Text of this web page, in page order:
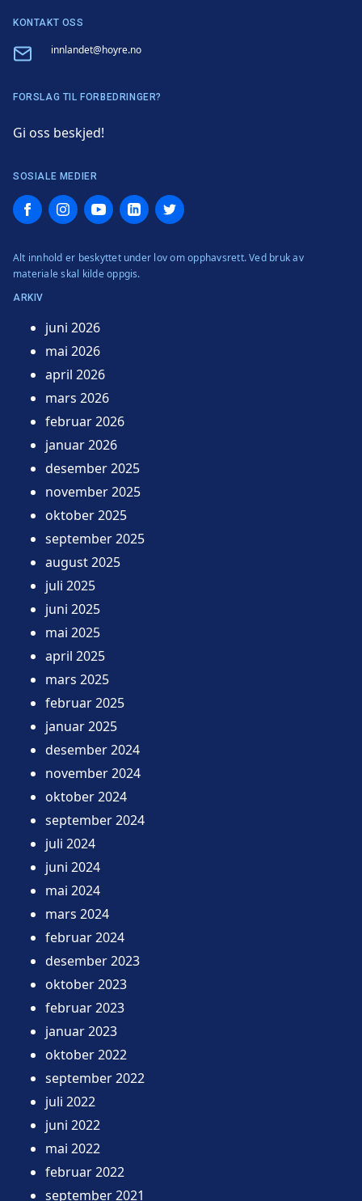
KONTAKT OSS
Email innlandet@hoyre.no
FORSLAG TIL FORBEDRINGER?
Gi oss beskjed!
SOSIALE MEDIER
FacebookInstagramYouTubeLinkedInTwitter
Alt innhold er beskyttet under lov om opphavsrett. Ved bruk av
materiale skal kilde oppgis.
ARKIV
juni 2026
mai 2026
april 2026
mars 2026
februar 2026
januar 2026
desember 2025
november 2025
oktober 2025
september 2025
august 2025
juli 2025
juni 2025
mai 2025
april 2025
mars 2025
februar 2025
januar 2025
desember 2024
november 2024
oktober 2024
september 2024
juli 2024
juni 2024
mai 2024
mars 2024
februar 2024
desember 2023
oktober 2023
februar 2023
januar 2023
oktober 2022
september 2022
juli 2022
juni 2022
mai 2022
februar 2022
september 2021